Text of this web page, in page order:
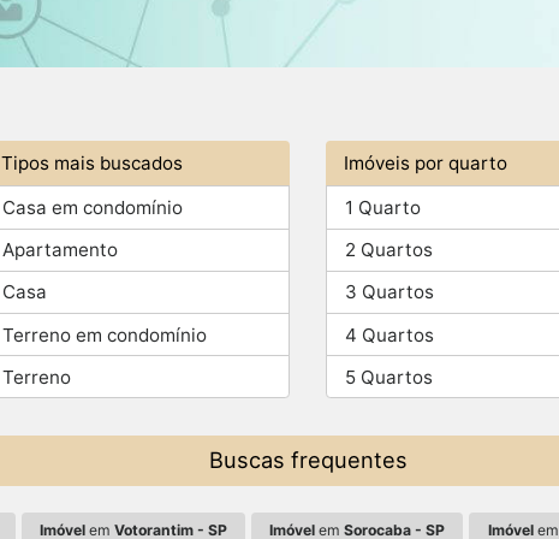
Tipos mais buscados
Casa em condomínio
Apartamento
Casa
Terreno em condomínio
Terreno
Imóveis por quarto
1 Quarto
2 Quartos
3 Quartos
4 Quartos
5 Quartos
Buscas frequentes
Imóvelem Votorantim - SP Imóvel emSorocaba - SP Imóvelem